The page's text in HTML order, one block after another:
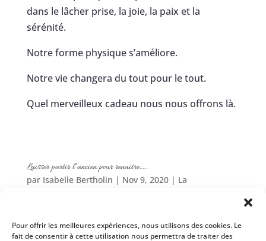
Pour offrir les meilleures expériences, nous utilisons des cookies. Le
fait de consentir à cette utilisation nous permettra de traiter des
dans le lâcher prise, la joie, la paix et la
sérénité.
Notre forme physique s’améliore.
Notre vie changera du tout pour le tout.
Quel merveilleux cadeau nous nous offrons là.
Laisser partir l’ancien pour renaître…..
par Isabelle Bertholin | Nov 9, 2020| La